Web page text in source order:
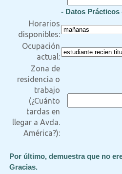
- Datos Prácticos
Horarios
disponibles:
Ocupación
actual:
Zona de
residencia o
trabajo
(¿Cuánto
tardas en
llegar a Avda.
América?):
Por último, demuestra que no
Gracias.